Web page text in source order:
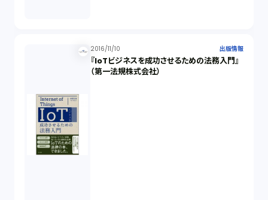
2016/11/10 出版情報
『IoTビジネスを成功させるための法務入門』
（第一法規株式会社）